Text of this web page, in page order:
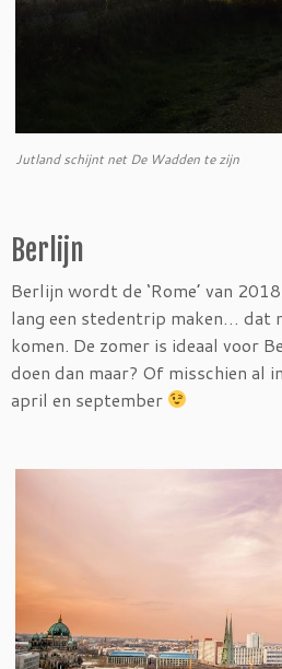
Jutland schijnt net De Wadden te zijn
Berlijn
Berlijn wordt de ‘Rome’ van
lang een stedentrip maken… dat
komen. De zomer is ideaal voor
doen dan maar? Of misschien al
april en september